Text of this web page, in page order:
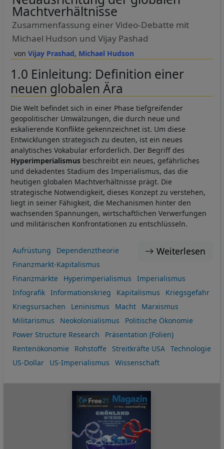
Vijay Prashad Michael Hudson
Machtverhältnisse
Zusammenfassung einer Video-Debatte mit
Michael Hudson und Vijay Pashad
1.0 Einleitung: Definition einer
neuen globalen Ära
Die Welt befindet sich in einer Phase tiefgreifender
geopolitischer Umwälzungen, die durch neue und
eskalierende Konflikte gekennzeichnet ist. Um diese
Entwicklungen strategisch zu deuten, ist ein neues
analytisches Vokabular erforderlich. Der Begriff des
Hyperimperialismus beschreibt ein neues, gefährliches
und dekadentes Stadium des Imperialismus, das die
heutigen globalen Machtverhältnisse prägt. Die
strategische Notwendigkeit, dieses Konzept zu verstehen,
liegt in seiner Fähigkeit, die Mechanismen hinter den
wachsenden Spannungen, wirtschaftlichen Verwerfungen
und militärischen Konfrontationen zu entschlüsseln.
Weiterlesen
Aufrüstung
Dependenztheorie
Finanzmarkt-Kapitalismus
Finanzmärkte
Hyperimperialismus
Imperialismus
Infografik
Informationskrieg Kapitalismus
Kriegsgefahr
Kriegsursachen
Leninismus Macht
Marxismus
Militarismus
Neokolonialismus
Politische Ökonomie
Power Structure Research
Präsentation (Folien)
Rentenökonomie
Rohstoffe Streitkräfte USA
Technologie
US-Dollar
US-Imperialismus Wissenschaft